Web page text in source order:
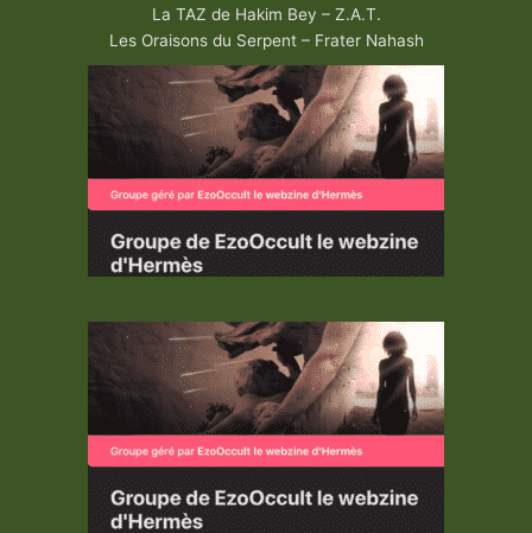
La TAZ de Hakim Bey – Z.A.T.
Les Oraisons du Serpent – Frater Nahash